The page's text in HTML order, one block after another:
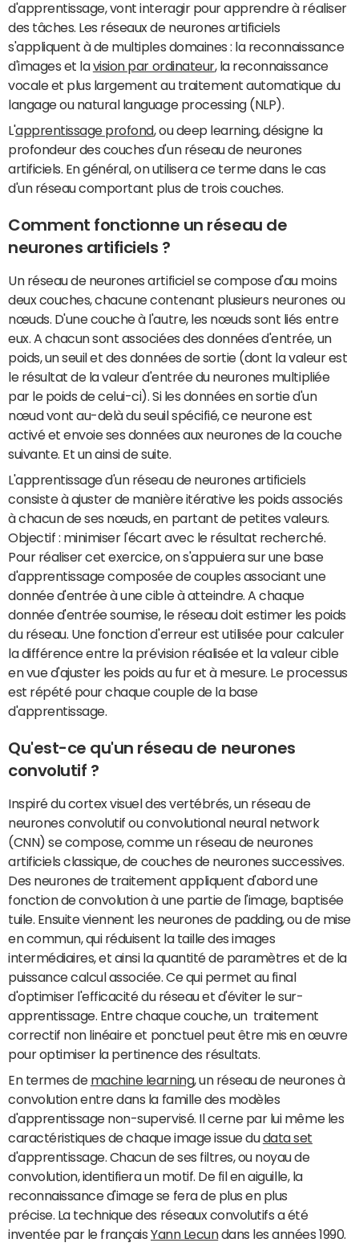
d'apprentissage, vont interagir pour apprendre à réaliser
des tâches. Les réseaux de neurones artificiels
s'appliquent à de multiples domaines : la reconnaissance
d'images et lavision par ordinateur, la reconnaissance
vocale et plus largement au traitement automatique du
langage ou natural language processing (NLP).
L'apprentissage profond, ou deep learning, désigne la
profondeur des couches d'un réseau de neurones
artificiels. En général, on utilisera ce terme dans le cas
d'un réseau comportant plus de trois couches.
Comment fonctionne un réseau de
neurones artificiels ?
Un réseau de neurones artificiel se compose d'au moins
deux couches, chacune contenant plusieurs neurones ou
nœuds. D'une couche à l'autre, les nœuds sont liés entre
eux. A chacun sont associées des données d'entrée, un
poids, un seuil et des données de sortie (dont la valeur est
le résultat de la valeur d'entrée du neurones multipliée
par le poids de celui-ci). Si les données en sortie d'un
nœud vont au-delà du seuil spécifié, ce neurone est
activé et envoie ses données aux neurones de la couche
suivante. Et un ainsi de suite.
L'apprentissage d'un réseau de neurones artificiels
consiste à ajuster de manière itérative les poids associés
à chacun de ses nœuds, en partant de petites valeurs.
Objectif : minimiser l'écart avec le résultat recherché.
Pour réaliser cet exercice, on s'appuiera sur une base
d'apprentissage composée de couples associant une
donnée d'entrée à une cible à atteindre. A chaque
donnée d'entrée soumise, le réseau doit estimer les poids
du réseau. Une fonction d'erreur est utilisée pour calculer
la différence entre la prévision réalisée et la valeur cible
en vue d'ajuster les poids au fur et à mesure. Le processus
est répété pour chaque couple de la base
d'apprentissage.
Qu'est-ce qu'un réseau de neurones
convolutif ?
Inspiré du cortex visuel des vertébrés, un réseau de
neurones convolutif ou convolutional neural network
(CNN) se compose, comme un réseau de neurones
artificiels classique, de couches de neurones successives.
Des neurones de traitement appliquent d'abord une
fonction de convolution à une partie de l'image, baptisée
tuile. Ensuite viennent les neurones de padding, ou de mise
en commun, qui réduisent la taille des images
intermédiaires, et ainsi la quantité de paramètres et de la
puissance calcul associée. Ce qui permet au final
d'optimiser l'efficacité du réseau et d'éviter le sur-
apprentissage. Entre chaque couche, un traitement
correctif non linéaire et ponctuel peut être mis en œuvre
pour optimiser la pertinence des résultats.
En termes de machine learning, un réseau de neurones à
convolution entre dans la famille des modèles
d'apprentissage non-supervisé. Il cerne par lui même les
caractéristiques de chaque image issue dudata set
d'apprentissage. Chacun de ses filtres, ou noyau de
convolution, identifiera un motif. De fil en aiguille, la
reconnaissance d'image se fera de plus en plus
précise. La technique des réseaux convolutifs a été
inventée par le français Yann Lecundans les années 1990.